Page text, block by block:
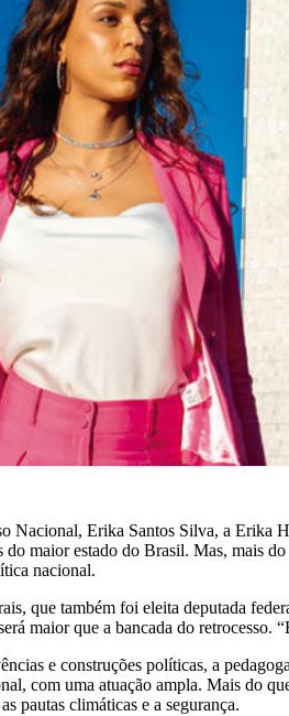
Nacional, Erika Santos Silva, a Erika
do maior estado do Brasil. Mas, mais
nacional.
que também foi eleita deputada
maior que a bancada do retrocesso.
e construções políticas, a
com uma atuação ampla. Mais do
pautas climáticas e a segurança.